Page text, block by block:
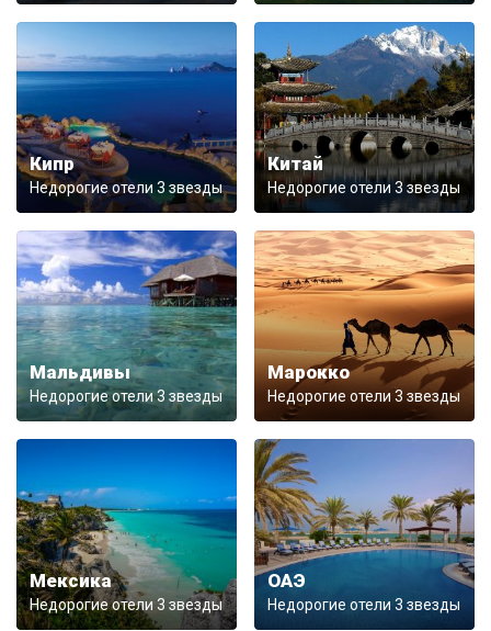
Кипр
Недорогие отели 3 звезды
Китай
Недорогие отели 3 звезды
Мальдивы
Недорогие отели 3 звезды
Марокко
Недорогие отели 3 звезды
Мексика
Недорогие отели 3 звезды
ОАЭ
Недорогие отели 3 звезды